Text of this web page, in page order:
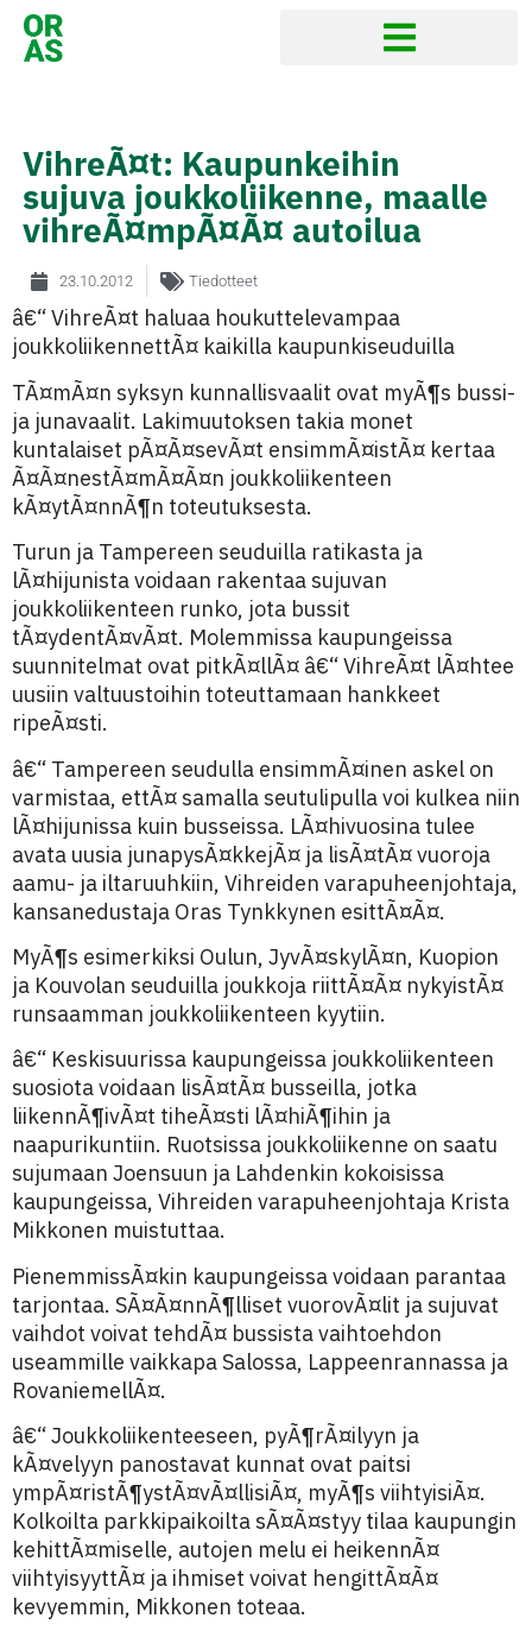
VihreÃ¤t: Kaupunkeihin
sujuva joukkoliikenne, maalle
vihreÃ¤mpÃ¤Ã¤ autoilua
23.10.2012 Tiedotteet
â€“ VihreÃ¤t haluaa houkuttelevampaa
joukkoliikennettÃ¤ kaikilla kaupunkiseuduilla
TÃ¤mÃ¤n syksyn kunnallisvaalit ovat myÃ¶s bussi-
ja junavaalit. Lakimuutoksen takia monet
kuntalaiset pÃ¤Ã¤sevÃ¤t ensimmÃ¤istÃ¤ kertaa
Ã¤Ã¤nestÃ¤mÃ¤Ã¤n joukkoliikenteen
kÃ¤ytÃ¤nnÃ¶n toteutuksesta.
Turun ja Tampereen seuduilla ratikasta ja
lÃ¤hijunista voidaan rakentaa sujuvan
joukkoliikenteen runko, jota bussit
tÃ¤ydentÃ¤vÃ¤t. Molemmissa kaupungeissa
suunnitelmat ovat pitkÃ¤llÃ¤ â€“ VihreÃ¤t lÃ¤htee
uusiin valtuustoihin toteuttamaan hankkeet
ripeÃ¤sti.
â€“ Tampereen seudulla ensimmÃ¤inen askel on
varmistaa, ettÃ¤ samalla seutulipulla voi kulkea niin
lÃ¤hijunissa kuin busseissa. LÃ¤hivuosina tulee
avata uusia junapysÃ¤kkejÃ¤ ja lisÃ¤tÃ¤ vuoroja
aamu- ja iltaruuhkiin, Vihreiden varapuheenjohtaja,
kansanedustaja Oras Tynkkynen esittÃ¤Ã¤.
MyÃ¶s esimerkiksi Oulun, JyvÃ¤skylÃ¤n, Kuopion
ja Kouvolan seuduilla joukkoja riittÃ¤Ã¤ nykyistÃ¤
runsaamman joukkoliikenteen kyytiin.
â€“ Keskisuurissa kaupungeissa joukkoliikenteen
suosiota voidaan lisÃ¤tÃ¤ busseilla, jotka
liikennÃ¶ivÃ¤t tiheÃ¤sti lÃ¤hiÃ¶ihin ja
naapurikuntiin. Ruotsissa joukkoliikenne on saatu
sujumaan Joensuun ja Lahdenkin kokoisissa
kaupungeissa, Vihreiden varapuheenjohtaja Krista
Mikkonen muistuttaa.
PienemmissÃ¤kin kaupungeissa voidaan parantaa
tarjontaa. SÃ¤Ã¤nnÃ¶lliset vuorovÃ¤lit ja sujuvat
vaihdot voivat tehdÃ¤ bussista vaihtoehdon
useammille vaikkapa Salossa, Lappeenrannassa ja
RovaniemellÃ¤.
â€“ Joukkoliikenteeseen, pyÃ¶rÃ¤ilyyn ja
kÃ¤velyyn panostavat kunnat ovat paitsi
ympÃ¤ristÃ¶ystÃ¤vÃ¤llisiÃ¤, myÃ¶s viihtyisiÃ¤.
Kolkoilta parkkipaikoilta sÃ¤Ã¤styy tilaa kaupungin
kehittÃ¤miselle, autojen melu ei heikennÃ¤
viihtyisyyttÃ¤ ja ihmiset voivat hengittÃ¤Ã¤
kevyemmin, Mikkonen toteaa.